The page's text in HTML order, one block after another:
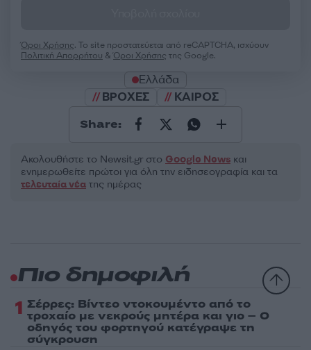
Όροι Χρήσης. Το site προστατεύεται από reCAPTCHA, ισχύουν
Πολιτική Απορρήτου &Όροι Χρήσης της Google.
Ελλάδα
ΒΡΟΧΕΣ
ΚΑΙΡΟΣ
Share:
Ακολουθήστε το Νewsit.gr στο Google News και
ενημερωθείτε πρώτοι για όλη την ειδησεογραφία και τα
τελευταία νέα της ημέρας
Πιο δημοφιλή
1 Σέρρες: Βίντεο ντοκουμέντο από το
τροχαίο με νεκρούς μητέρα και γιο – Ο
οδηγός του φορτηγού κατέγραψε τη
σύγκρουση